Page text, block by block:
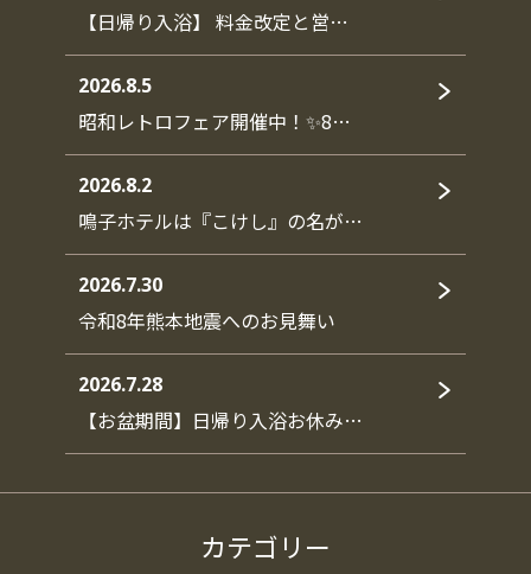
【日帰り入浴】 料金改定と営…
2026.8.5
昭和レトロフェア開催中！✨8…
2026.8.2
鳴子ホテルは『こけし』の名が…
2026.7.30
令和8年熊本地震へのお見舞い
2026.7.28
【お盆期間】日帰り入浴お休み…
カテゴリー